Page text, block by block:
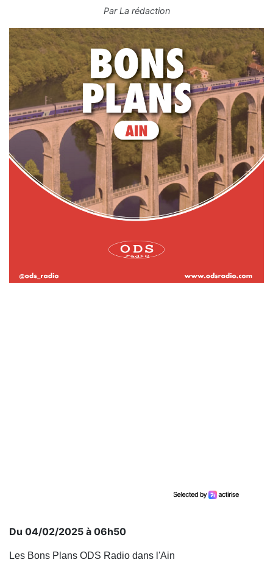
ParLa rédaction
Du 04/02/2025 à 06h50
Les Bons Plans ODS Radio dans l'Ain